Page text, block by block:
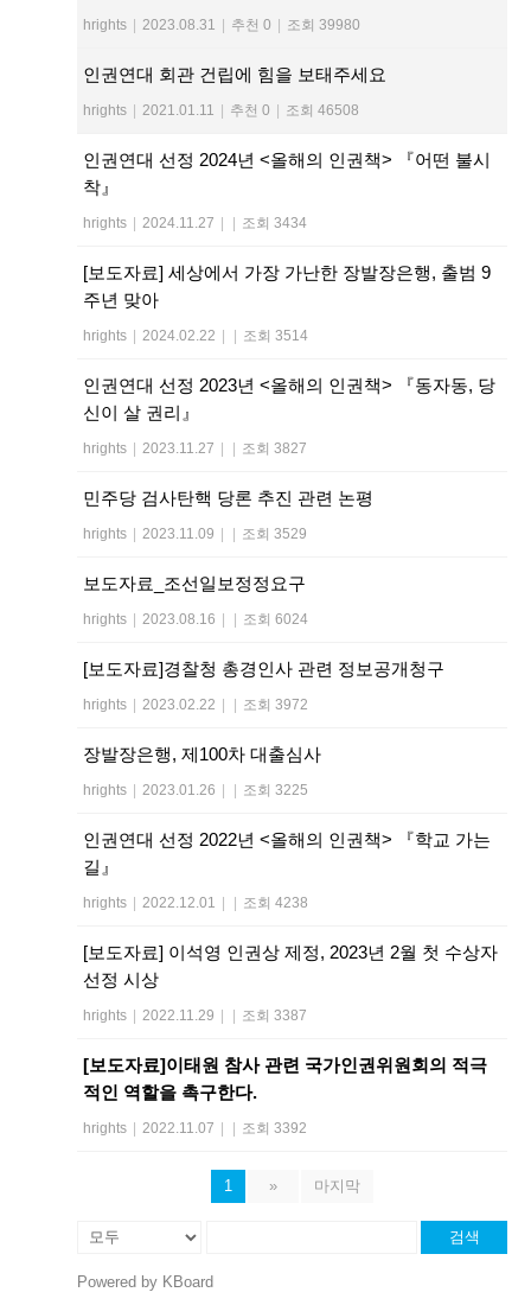
hrights | 2023.08.31 | 추천 0 | 조회 39980
인권연대 회관 건립에 힘을 보태주세요
hrights | 2021.01.11 | 추천 0 | 조회 46508
인권연대 선정 2024년 <올해의 인권책> 『어떤 불시
착』
hrights | 2024.11.27 | | 조회 3434
[보도자료] 세상에서 가장 가난한 장발장은행, 출범 9
주년 맞아
hrights | 2024.02.22 | | 조회 3514
인권연대 선정 2023년 <올해의 인권책> 『동자동, 당
신이 살 권리』
hrights | 2023.11.27 | | 조회 3827
민주당 검사탄핵 당론 추진 관련 논평
hrights | 2023.11.09 | | 조회 3529
보도자료_조선일보정정요구
hrights | 2023.08.16 | | 조회 6024
[보도자료]경찰청 총경인사 관련 정보공개청구
hrights | 2023.02.22 | | 조회 3972
장발장은행, 제100차 대출심사
hrights | 2023.01.26 | | 조회 3225
인권연대 선정 2022년 <올해의 인권책> 『학교 가는
길』
hrights | 2022.12.01 | | 조회 4238
[보도자료] 이석영 인권상 제정, 2023년 2월 첫 수상자
선정 시상
hrights | 2022.11.29 | | 조회 3387
[보도자료]이태원 참사 관련 국가인권위원회의 적극
적인 역할을 촉구한다.
hrights | 2022.11.07 | | 조회 3392
1 » 마지막
검색
Powered by KBoard